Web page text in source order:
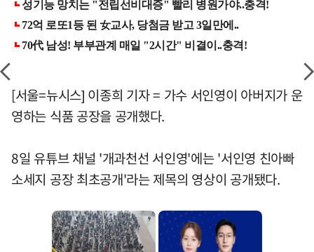
[서울=뉴시스] 이종희 기자 = 가수 서인영이 아버지가 운
영하는 식품 공장을 공개했다.
8일 유튜브 채널 '개과천선 서인영'에는 '서인영 친아빠
소세지 공장 최초공개'라는 제목의 영상이 공개됐다.